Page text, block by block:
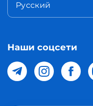
Русский
Наши соцсети